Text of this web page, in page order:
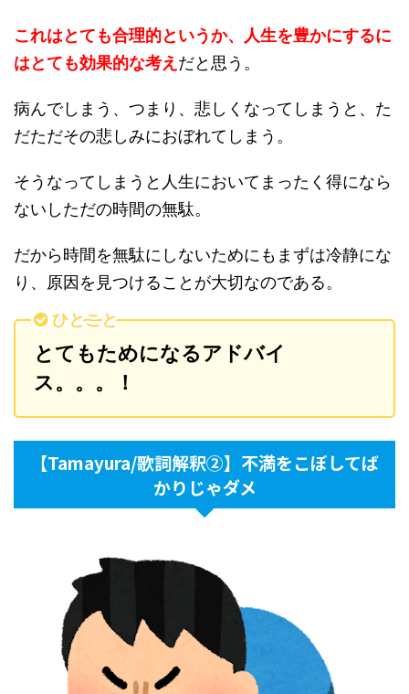
これはとても合理的というか、人生を豊かにするに
はとても効果的な考え だと思う。
病んでしまう、つまり、悲しくなってしまうと、た
だただその悲しみにおぼれてしまう。
そうなってしまうと人生においてまったく得になら
ないしただの時間の無駄。
だから時間を無駄にしないためにもまずは冷静にな
り、原因を見つけることが大切なのである。
ひとこと
とてもためになるアドバイ
ス。。。！
【Tamayura/歌詞解釈②】不満をこぼしてば
かりじゃダメ